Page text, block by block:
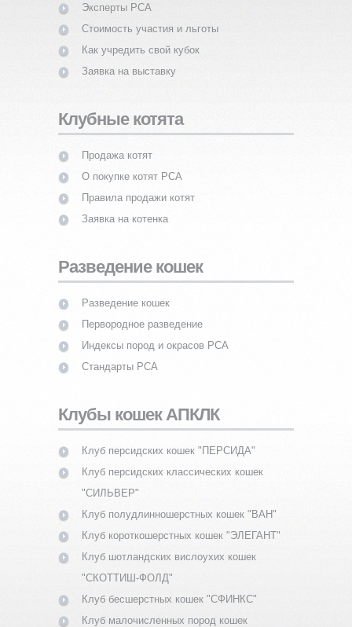
Эксперты PCA
Стоимость участия и льготы
Как учредить свой кубок
Заявка на выставку
Клубные котята
Продажа котят
О покупке котят PCA
Правила продажи котят
Заявка на котенка
Разведение кошек
Разведение кошек
Первородное разведение
Индексы пород и окрасов PCA
Стандарты PCA
Клубы кошек АПКЛК
Клуб персидских кошек "ПЕРСИДА"
Клуб персидских классических кошек
"СИЛЬВЕР"
Клуб полудлинношерстных кошек "ВАН"
Клуб короткошерстных кошек "ЭЛЕГАНТ"
Клуб шотландских вислоухих кошек
"СКОТТИШ-ФОЛД"
Клуб бесшерстных кошек "СФИНКС"
Клуб малочисленных пород кошек